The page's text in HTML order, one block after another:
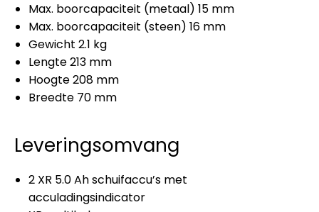
Max. boorcapaciteit (metaal) 15 mm
Max. boorcapaciteit (steen) 16 mm
Gewicht 2.1 kg
Lengte 213 mm
Hoogte 208 mm
Breedte 70 mm
Leveringsomvang
2 XR 5.0 Ah schuifaccu’s met
acculadingsindicator